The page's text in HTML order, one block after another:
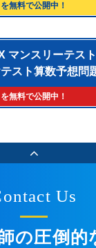
を無料で公開中！
マンスリーテスト
スト算数予想問
を無料で公開中！
Us
の圧倒的